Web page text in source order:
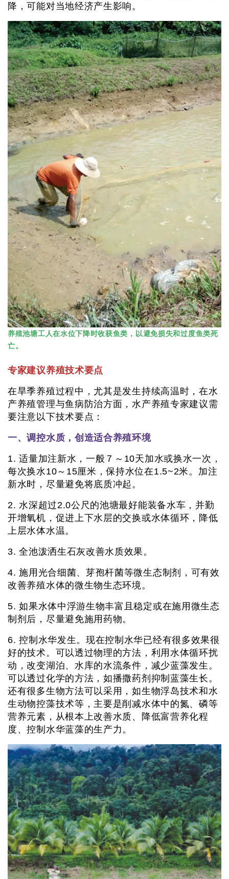
降，可能对当地经济产生影响。
养殖池塘工人在水位下降时收获鱼类，以避免损失和过度鱼类死
亡。
专家建议养殖技术要点
在旱季养殖过程中，尤其是发生持续高温时，在水
产养殖管理与鱼病防治方面，水产养殖专家建议需
要注意以下技术要点：
一、调控水质，创造适合养殖环境
1. 适量加注新水，一般７～10天加水或换水一次，
每次换水10～15厘米，保持水位在1.5~2米。加注
新水时，尽量避免将底质冲起。
2. 水深超过2.0公尺的池塘最好能装备水车，并勤
开增氧机，促进上下水层的交换或水体循环，降低
上层水体水温。
3. 全池泼洒生石灰改善水质效果。
4. 施用光合细菌、芽孢杆菌等微生态制剂，可有效
改善养殖水体的微生物生态环境。
5. 如果水体中浮游生物丰富且稳定或在施用微生态
制剂后，尽量避免施用药物。
6. 控制水华发生。现在控制水华已经有很多效果很
好的技术。可以透过物理的方法，利用水体循环扰
动，改变湖泊、水库的水流条件，减少蓝藻发生。
可以透过化学的方法，如播撒药剂抑制蓝藻生长。
还有很多生物方法可以采用，如生物浮岛技术和水
生动物控藻技术等，主要是削减水体中的氮、磷等
营养元素，从根本上改善水质、降低富营养化程
度、控制水华蓝藻的生产力。